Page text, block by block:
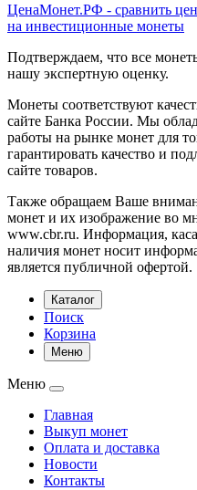
ЦенаМонет.РФ - сравнить
на инвестиционные монеты
Подтверждаем, что все
нашу экспертную оценку.
Монеты соответствуют
сайте Банка России. Мы
работы на рынке монет для
гарантировать качество и
сайте товаров.
Также обращаем Ваше
монет и их изображение во
www.cbr.ru. Информация,
наличия монет носит
является публичной офертой.
Каталог
Поиск
Корзина
Меню
Меню
Главная
Выкуп монет
Оплата и доставка
Новости
Контакты